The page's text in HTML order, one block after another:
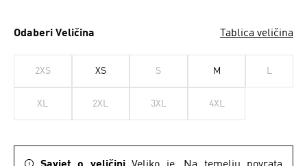
Odaberi Veličina Tablica veličina
2XS XS S M L
XL 2XL 3XL 4XL